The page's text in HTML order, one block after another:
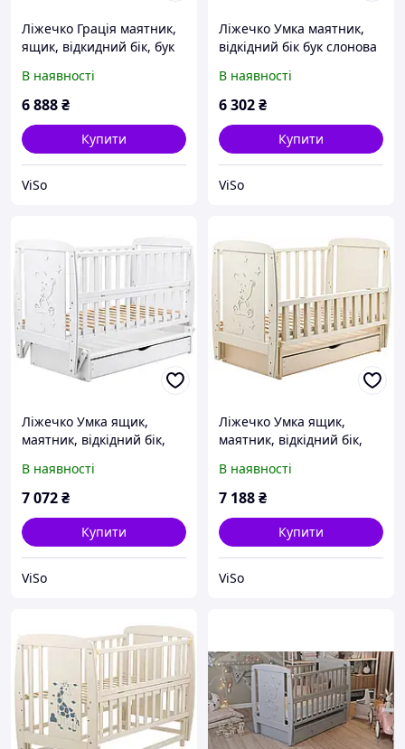
Ліжечко Грація маятник,
ящик, відкидний бік, бук
В наявності
6 888₴
Купити
ViSo
Ліжечко Умка маятник,
відкідний бік бук слонова
В наявності
6 302₴
Купити
ViSo
Ліжечко Умка ящик,
маятник, відкідний бік,
В наявності
7 072₴
Купити
ViSo
Ліжечко Умка ящик,
маятник, відкідний бік,
В наявності
7 188₴
Купити
ViSo